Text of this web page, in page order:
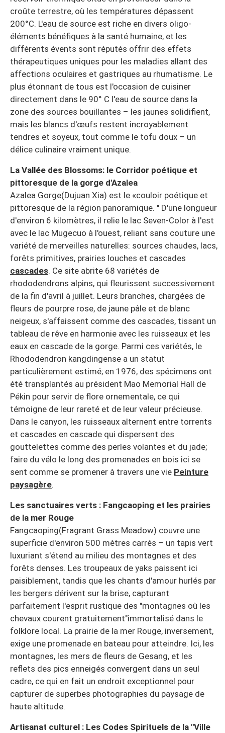
croûte terrestre, où les températures dépassent
200°C. L'eau de source est riche en divers oligo-
éléments bénéfiques à la santé humaine, et les
différents évents sont réputés offrir des effets
thérapeutiques uniques pour les maladies allant des
affections oculaires et gastriques au rhumatisme. Le
plus étonnant de tous est l'occasion de cuisiner
directement dans le 90° C l'eau de source dans la
zone des sources bouillantes – les jaunes solidifient,
mais les blancs d'œufs restent incroyablement
tendres et soyeux, tout comme le tofu doux – un
délice culinaire vraiment unique.
La Vallée des Blossoms: le Corridor poétique et
pittoresque de la gorge d'Azalea
Azalea Gorge(Dujuan Xia) est le «couloir poétique et
pittoresque de la région panoramique. " D'une longueur
d'environ 6 kilomètres, il relie le lac Seven-Color à l'est
avec le lac Mugecuo à l'ouest, reliant sans couture une
variété de merveilles naturelles: sources chaudes, lacs,
forêts primitives, prairies louches et cascades
cascades. Ce site abrite 68 variétés de
rhododendrons alpins, qui fleurissent successivement
de la fin d'avril à juillet. Leurs branches, chargées de
fleurs de pourpre rose, de jaune pâle et de blanc
neigeux, s'affaissent comme des cascades, tissant un
tableau de rêve en harmonie avec les ruisseaux et les
eaux en cascade de la gorge. Parmi ces variétés, le
Rhododendron kangdingense a un statut
particulièrement estimé; en 1976, des spécimens ont
été transplantés au président Mao Memorial Hall de
Pékin pour servir de flore ornementale, ce qui
témoigne de leur rareté et de leur valeur précieuse.
Dans le canyon, les ruisseaux alternent entre torrents
et cascades en cascade qui dispersent des
gouttelettes comme des perles volantes et du jade;
faire du vélo le long des promenades en bois ici se
sent comme se promener à travers une vie Peinture
paysagère.
Les sanctuaires verts : Fangcaoping et les prairies
de la mer Rouge
Fangcaoping(Fragrant Grass Meadow) couvre une
superficie d'environ 500 mètres carrés – un tapis vert
luxuriant s'étend au milieu des montagnes et des
forêts denses. Les troupeaux de yaks paissent ici
paisiblement, tandis que les chants d'amour hurlés par
les bergers dérivent sur la brise, capturant
parfaitement l'esprit rustique des "montagnes où les
chevaux courent gratuitement"immortalisé dans le
folklore local. La prairie de la mer Rouge, inversement,
exige une promenade en bateau pour atteindre. Ici, les
montagnes, les mers de fleurs de Gesang, et les
reflets des pics enneigés convergent dans un seul
cadre, ce qui en fait un endroit exceptionnel pour
capturer de superbes photographies du paysage de
haute altitude.
Artisanat culturel : Les Codes Spirituels de la "Ville